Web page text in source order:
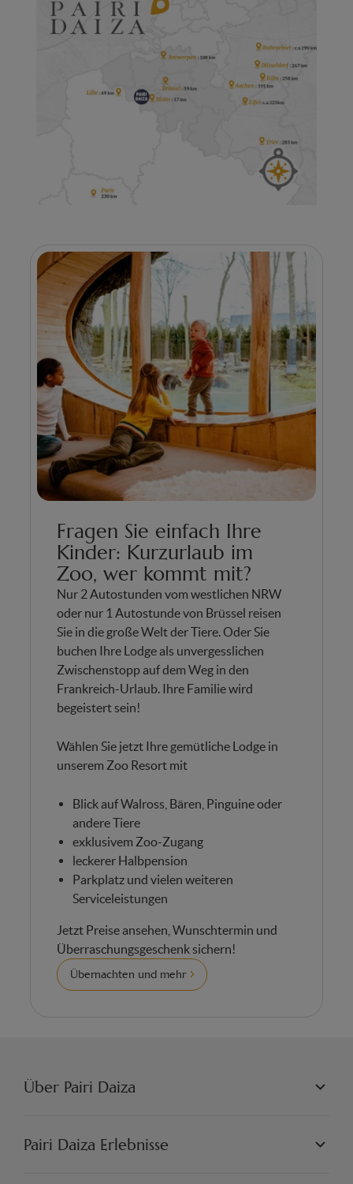
Fragen Sie einfach Ihre
Kinder: Kurzurlaub im
Zoo, wer kommt mit?
Nur 2 Autostunden vom westlichen NRW
oder nur 1 Autostunde von Brüssel reisen
Sie in die große Welt der Tiere. Oder Sie
buchen Ihre Lodge als unvergesslichen
Zwischenstopp auf dem Weg in den
Frankreich-Urlaub. Ihre Familie wird
begeistert sein!
Wählen Sie jetzt Ihre gemütliche Lodge in
unserem Zoo Resort mit
Blick auf Walross, Bären, Pinguine oder
andere Tiere
exklusivem Zoo-Zugang
leckerer Halbpension
Parkplatz und vielen weiteren
Serviceleistungen
Jetzt Preise ansehen, Wunschtermin und
Überraschungsgeschenk sichern!
Übernachten und mehr
Über Pairi Daiza
PHILOSOPHIE
JOBS
Pairi Daiza Erlebnisse